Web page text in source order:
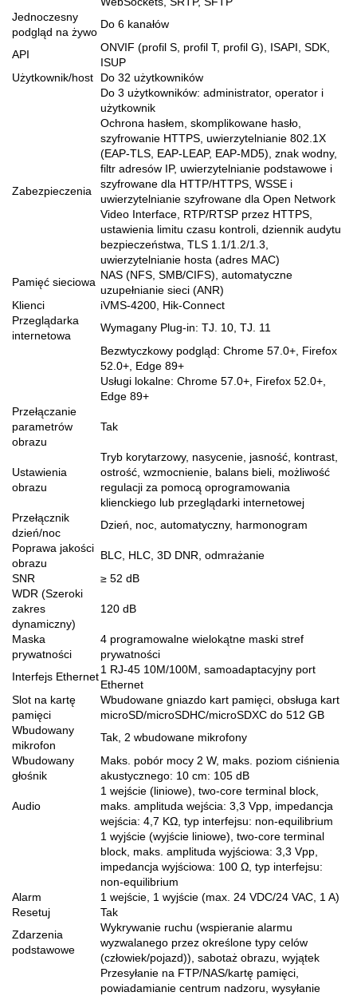
Jednoczesny
podgląd na żywo
Do 6 kanałów
API
ONVIF (profil S, profil T, profil G), ISAPI, SDK,
ISUP
Użytkownik/host
Do 32 użytkowników
Do 3 użytkowników: administrator, operator i
użytkownik
Zabezpieczenia
Ochrona hasłem, skomplikowane hasło,
szyfrowanie HTTPS, uwierzytelnianie 802.1X
(EAP-TLS, EAP-LEAP, EAP-MD5), znak wodny,
filtr adresów IP, uwierzytelnianie podstawowe i
szyfrowane dla HTTP/HTTPS, WSSE i
uwierzytelnianie szyfrowane dla Open Network
Video Interface, RTP/RTSP przez HTTPS,
ustawienia limitu czasu kontroli, dziennik audytu
bezpieczeństwa, TLS 1.1/1.2/1.3,
uwierzytelnianie hosta (adres MAC)
Pamięć sieciowa
NAS (NFS, SMB/CIFS), automatyczne
uzupełnianie sieci (ANR)
Klienci
iVMS-4200, Hik-Connect
Przeglądarka
internetowa
Wymagany Plug-in: TJ. 10, TJ. 11
Bezwtyczkowy podgląd: Chrome 57.0+, Firefox
52.0+, Edge 89+
Usługi lokalne: Chrome 57.0+, Firefox 52.0+,
Edge 89+
Przełączanie
parametrów
obrazu
Tak
Ustawienia
obrazu
Tryb korytarzowy, nasycenie, jasność, kontrast,
ostrość, wzmocnienie, balans bieli, możliwość
regulacji za pomocą oprogramowania
klienckiego lub przeglądarki internetowej
Przełącznik
dzień/noc
Dzień, noc, automatyczny, harmonogram
Poprawa jakości
obrazu
BLC, HLC, 3D DNR, odmrażanie
SNR
≥ 52 dB
WDR (Szeroki
zakres
dynamiczny)
120 dB
Maska
prywatności
4 programowalne wielokątne maski stref
prywatności
Interfejs Ethernet
1 RJ-45 10M/100M, samoadaptacyjny port
Ethernet
Slot na kartę
pamięci
Wbudowane gniazdo kart pamięci, obsługa kart
microSD/microSDHC/microSDXC do 512 GB
Wbudowany
mikrofon
Tak, 2 wbudowane mikrofony
Wbudowany
głośnik
Maks. pobór mocy 2 W, maks. poziom ciśnienia
akustycznego: 10 cm: 105 dB
Audio
1 wejście (liniowe), two-core terminal block,
maks. amplituda wejścia: 3,3 Vpp, impedancja
wejścia: 4,7 KΩ, typ interfejsu: non-equilibrium
1 wyjście (wyjście liniowe), two-core terminal
block, maks. amplituda wyjściowa: 3,3 Vpp,
impedancja wyjściowa: 100 Ω, typ interfejsu:
non-equilibrium
Alarm
1 wejście, 1 wyjście (max. 24 VDC/24 VAC, 1 A)
Resetuj
Tak
Zdarzenia
podstawowe
Wykrywanie ruchu (wspieranie alarmu
wyzwalanego przez określone typy celów
(człowiek/pojazd)), sabotaż obrazu, wyjątek
Przesyłanie na FTP/NAS/kartę pamięci,
powiadamianie centrum nadzoru, wysyłanie